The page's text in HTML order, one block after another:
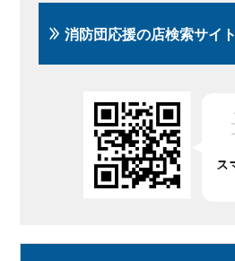
消防団応援の店検索サイト